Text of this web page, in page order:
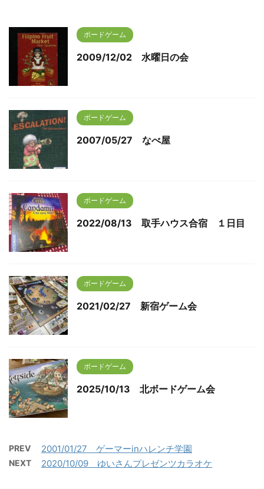
ボードゲーム
2009/12/02 水曜日の会
ボードゲーム
2007/05/27 なべ屋
ボードゲーム
2022/08/13 取手ハウス合宿 １日目
ボードゲーム
2021/02/27 新宿ゲーム会
ボードゲーム
2025/10/13 北ボードゲーム会
PREV 2001/01/27 ゲーマーinハレンチ学園
NEXT 2020/10/09 ゆいさんプレゼンツカラオケ